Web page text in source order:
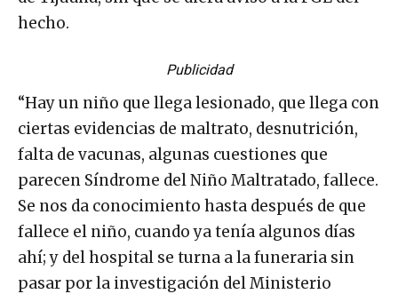
hecho.
Publicidad
“Hay un niño que llega lesionado, que llega con
ciertas evidencias de maltrato, desnutrición,
falta de vacunas, algunas cuestiones que
parecen Síndrome del Niño Maltratado, fallece.
Se nos da conocimiento hasta después de que
fallece el niño, cuando ya tenía algunos días
ahí; y del hospital se turna a la funeraria sin
pasar por la investigación del Ministerio